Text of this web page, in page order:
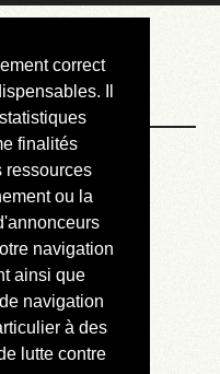
correct
Il
finalités
ressources
ou la
navigation
ainsi que
navigation
à des
lutte contre